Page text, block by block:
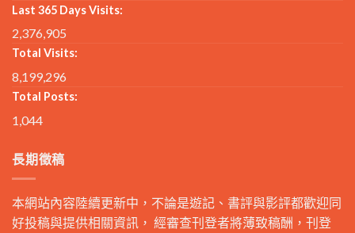
Last 365 Days Visits:
2,376,905
Total Visits:
8,199,296
Total Posts:
1,044
長期徵稿
本網站內容陸續更新中，不論是遊記、書評與影評都歡迎同
好投稿與提供相關資訊， 經審查刊登者將薄致稿酬，刊登